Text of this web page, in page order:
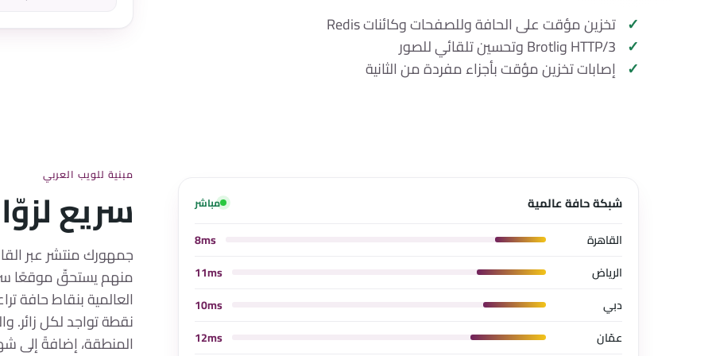
تخزين مؤقت على الحافة وللصفحات وكائنات Redis
HTTP/3 وBrotli وتحسين تلقائي للصور
إصابات تخزين مؤقت بأجزاء مفردة من الثانية
شبكة حافة عالمية مباشر
القاهرة
8ms
الرياض
11ms
دبي
10ms
عمّان
12ms
مبنية للويب العربي
سريع
جمهورك منتشر عبر
العالمية بنقاط حافة
نقطة تواجد لكل زائر.